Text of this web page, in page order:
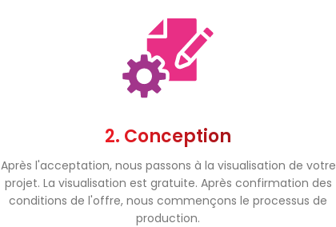
2. Conception
Après l'acceptation, nous passons à la visualisation de votre
projet. La visualisation est gratuite. Après confirmation des
conditions de l'offre, nous commençons le processus de
production.